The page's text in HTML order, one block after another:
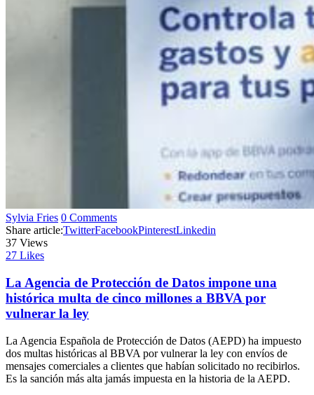
Sylvia Fries 0 Comments
Share article:TwitterFacebookPinterestLinkedin
37 Views
27 Likes
La Agencia de Protección de Datos impone una
histórica multa de cinco millones a BBVA por
vulnerar la ley
La Agencia Española de Protección de Datos (AEPD) ha impuesto
dos multas históricas al BBVA por vulnerar la ley con envíos de
mensajes comerciales a clientes que habían solicitado no recibirlos.
Es la sanción más alta jamás impuesta en la historia de la AEPD.